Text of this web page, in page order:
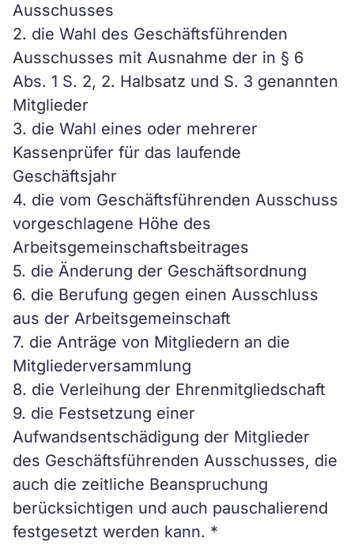
Ausschusses
2. die Wahl des Geschäftsführenden
Ausschusses mit Ausnahme der in § 6
Abs. 1 S. 2, 2. Halbsatz und S. 3 genannten
Mitglieder
3. die Wahl eines oder mehrerer
Kassenprüfer für das laufende
Geschäftsjahr
4. die vom Geschäftsführenden Ausschuss
vorgeschlagene Höhe des
Arbeitsgemeinschaftsbeitrages
5. die Änderung der Geschäftsordnung
6. die Berufung gegen einen Ausschluss
aus der Arbeitsgemeinschaft
7. die Anträge von Mitgliedern an die
Mitgliederversammlung
8. die Verleihung der Ehrenmitgliedschaft
9. die Festsetzung einer
Aufwandsentschädigung der Mitglieder
des Geschäftsführenden Ausschusses, die
auch die zeitliche Beanspruchung
berücksichtigen und auch pauschalierend
festgesetzt werden kann. *